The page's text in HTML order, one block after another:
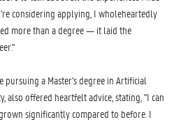
considering applying, I wholeheartedly
more than a degree — it laid the
pursuing a Master's degree in Artificial
also offered heartfelt advice, stating, "I can
significantly compared to before. I